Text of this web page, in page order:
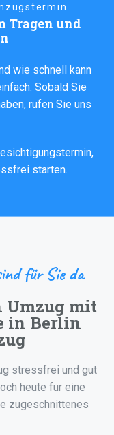
Tragen und
wie schnell kann
Sobald Sie
rufen Sie uns
starten.
für Sie da
Umzug mit
in Berlin
stressfrei und gut
heute für eine
zugeschnittenes